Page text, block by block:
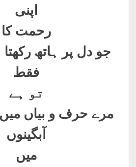
اپنی
رحمت کا
جو دل پر ہاتھ رکھتا
فقط
تو ہے
مرے حرف و بیاں میں
آبگینوں
میں